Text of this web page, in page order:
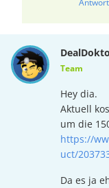
Team
Hey dia.
Aktuell
um die
https://
uct/
Da es ja